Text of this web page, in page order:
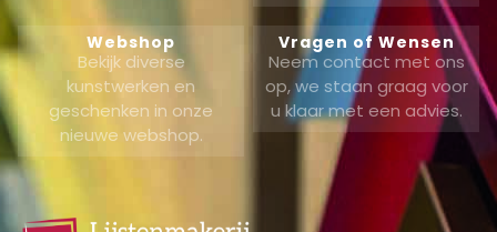
Webshop
Bekijk diverse
kunstwerken en
geschenken in onze
nieuwe webshop.
Vragen of Wensen
Neem contact met ons
op, we staan graag voor
u klaar met een advies.